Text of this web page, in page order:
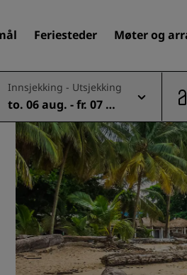
Feriesteder Møter og
Innsjekking - Utsjekking
to. 06 aug. - fr. 07 au
g.